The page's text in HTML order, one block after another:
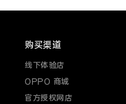
购买渠道
线下体验店
OPPO 商城
官方授权网店